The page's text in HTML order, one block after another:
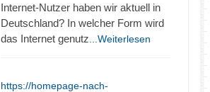
Internet-Nutzer haben wir aktuell in
Deutschland? In welcher Form wird
das Internet genutz ...Weiterlesen
https://homepage-nach-